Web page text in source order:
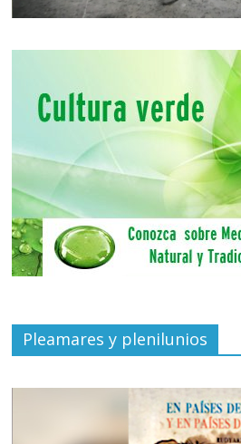
Pleamares y plenilunios